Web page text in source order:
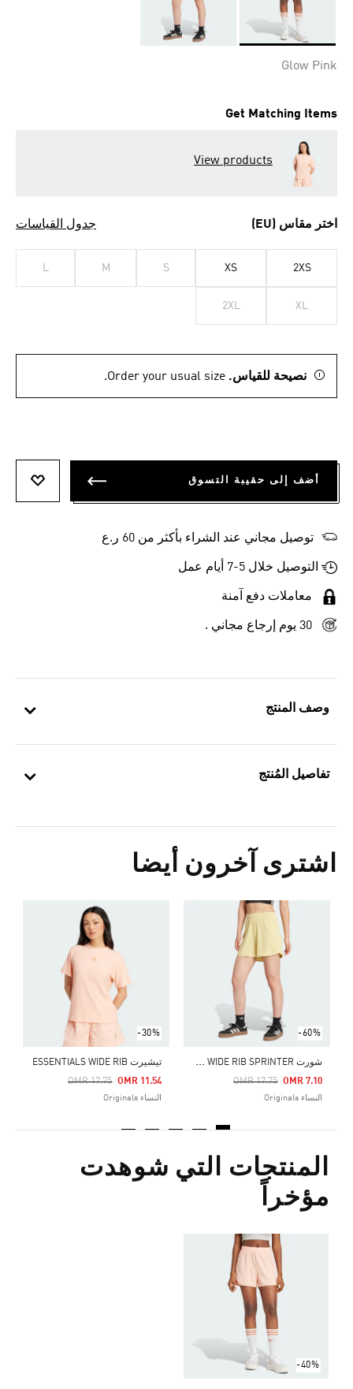
وصف المنتج
تفاصيل المُنتج
اشترى آخرون أيضا
-60%
ش
ورت ESSENTIALS WIDE RIB SPRINTER
Price Reduced From
OMR 17.75
To OMR 7.10
النساء Originals
-30%
تيشيرت ESSENTIALS WIDE RIB
Price Reduced From
OMR 17.75
To OMR 11.54
النساء Originals
Price Reduced From
المنتجات التي شوهدت
مؤخراً
-40%
Glow Pink
Get Matching Items
View products
اختر مقاس (EU) جدول القياسات
2XS
XS
S
M
L
XL
2XL
نصيحة للقياس. Order your usual size.
أضف إلى حقيبة التسوق
توصيل مجاني عند الشراء بأكثر من 60 ر.ع
التوصيل خلال 5-7 أيام عمل
معاملات دفع آمنة